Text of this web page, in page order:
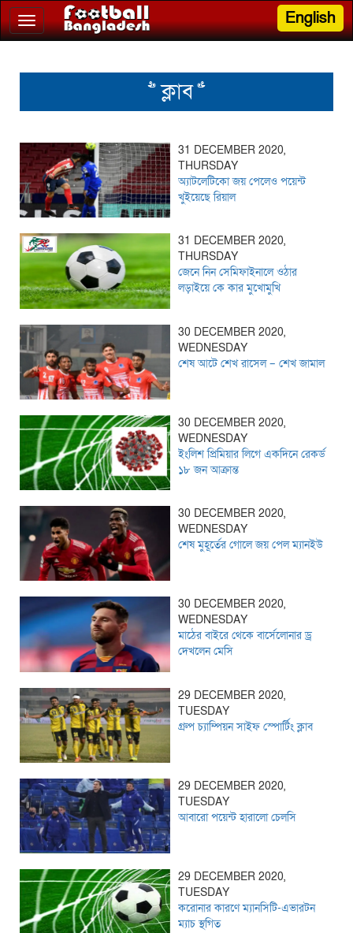
Toggle
navigation
English
>> ক্লাব <<
31 DECEMBER 2020,
THURSDAY
অ্যাটলেটিকো জয় পেলেও পয়েন্ট
খুইয়েছে রিয়াল
31 DECEMBER 2020,
THURSDAY
জেনে নিন সেমিফাইনালে ওঠার
লড়াইয়ে কে কার মুখোমুখি
30 DECEMBER 2020,
WEDNESDAY
শেষ আটে শেখ রাসেল – শেখ জামাল
30 DECEMBER 2020,
WEDNESDAY
ইংলিশ প্রিমিয়ার লিগে একদিনে রেকর্ড
১৮ জন আক্রান্ত
30 DECEMBER 2020,
WEDNESDAY
শেষ মুহূর্তের গোলে জয় পেল ম্যানইউ
30 DECEMBER 2020,
WEDNESDAY
মাঠের বাইরে থেকে বার্সেলোনার ড্র
দেখলেন মেসি
29 DECEMBER 2020,
TUESDAY
গ্রুপ চ্যাম্পিয়ন সাইফ স্পোর্টিং ক্লাব
29 DECEMBER 2020,
TUESDAY
আবারো পয়েন্ট হারালো চেলসি
29 DECEMBER 2020,
TUESDAY
করোনার কারণে ম্যানসিটি-এভারটন
ম্যাচ স্থগিত